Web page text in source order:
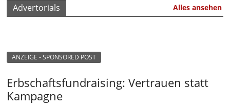
Advertorials Alles ansehen
ANZEIGE - SPONSORED POST
Erbschaftsfundraising: Vertrauen statt
Kampagne